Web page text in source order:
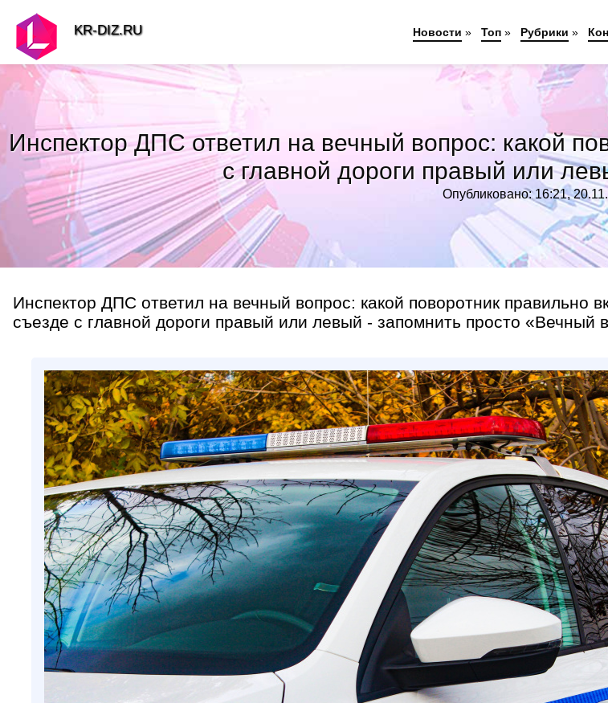
Инспектор ДПС ответил на вечный вопрос: какой
с главной дороги правый или
Опубликовано: 16:21,
Инспектор ДПС ответил на вечный вопрос: какой поворотник правильно
съезде с главной дороги правый или левый - запомнить просто «Вечный
KR-DIZ.RU Новости » Топ » Рубрики »